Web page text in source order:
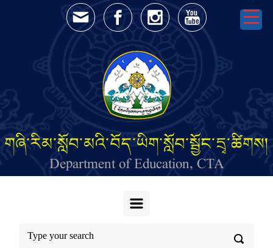
Skip to main content
གཞི་རིམ་སློབ་མའི་བོད་ཡིག་སློབ་སྦྱོང་དྲྭ་ཚིགས།
Department of Education, CTA